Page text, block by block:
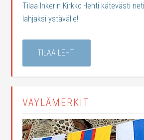
Tilaa Inkerin Kirkko -lehti kätevästi
lahjaksi ystävälle!
TILAA LEHTI
VÄYLÄMERKIT